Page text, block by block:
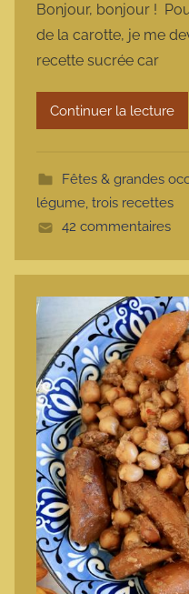
Bonjour, bonjour !
de la carotte, je me
recette sucrée car
Continuer la lecture
Fêtes & grandes
légume, trois recettes
42 commentaires